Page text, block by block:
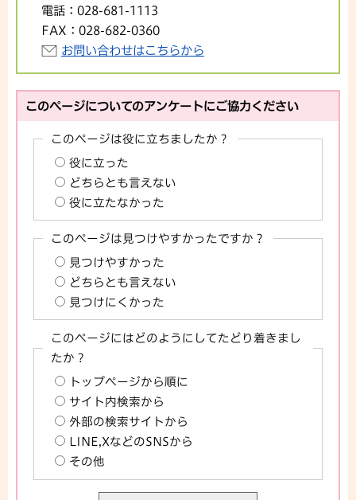
電話： 028-681-1113
FAX： 028-682-0360
お問い合わせはこちらから
このページについてのアンケートにご協力ください
このページは役に立ちましたか？
役に立った
どちらとも言えない
役に立たなかった
このページは見つけやすかったですか？
見つけやすかった
どちらとも言えない
見つけにくかった
このページにはどのようにしてたどり着きまし
たか？
トップページから順に
サイト内検索から
外部の検索サイトから
LINE,XなどのSNSから
その他